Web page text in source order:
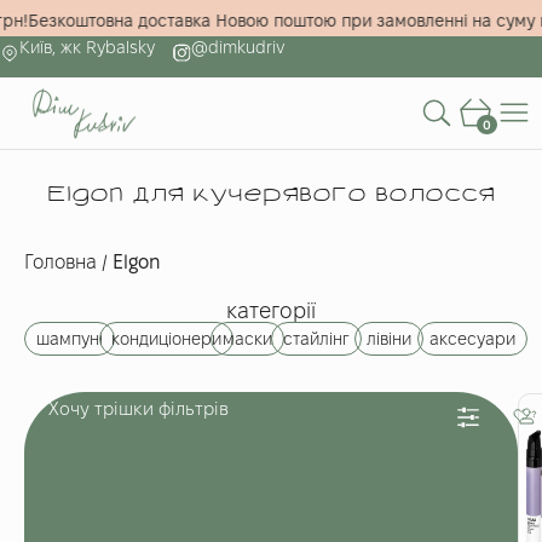
грн!Безкоштовна доставка Новою поштою при замовленні
Київ, жк Rybalsky
@dimkudriv
0
Elgon для кучерявого волосся
Головна / Elgon
категорії
шампуні кондиціонеримаски стайлінг лівіни аксесуари
Хочу трішки фільтрів